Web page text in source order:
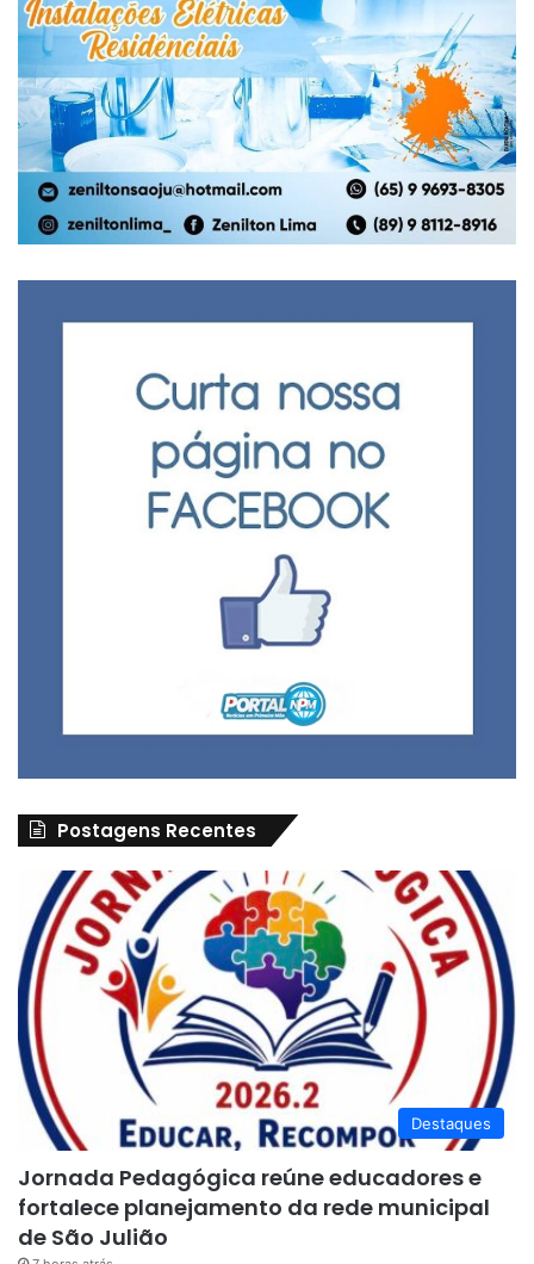
Postagens Recentes
Destaques
Jornada Pedagógica reúne educadores e
fortalece planejamento da rede municipal
de São Julião